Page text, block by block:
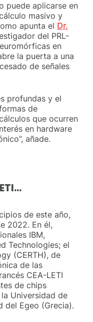
puede aplicarse en
masivo y
apunta el Dr.
del PRL-
en
la puerta a una
de señales
profundas y el
de
que ocurren
en hardware
añade.
de este año,
2022. En él,
IBM,
Technologies; el
(CERTH), de
de las
CEA-LETI
de chips
Universidad de
del Egeo (Grecia).